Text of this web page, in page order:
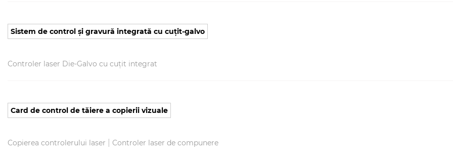
Sistem de control și gravură integrată cu cuțit-galvo
Controler laser Die-Galvo cu cuțit integrat
Card de control de tăiere a copierii vizuale
Copierea controlerului laser Controler laser de compunere